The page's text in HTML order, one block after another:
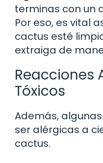
terminas con un
Por eso, es vital
cactus esté
extraiga de
Reacciones
Tóxicos
Además,
ser alérgicas a
cactus.